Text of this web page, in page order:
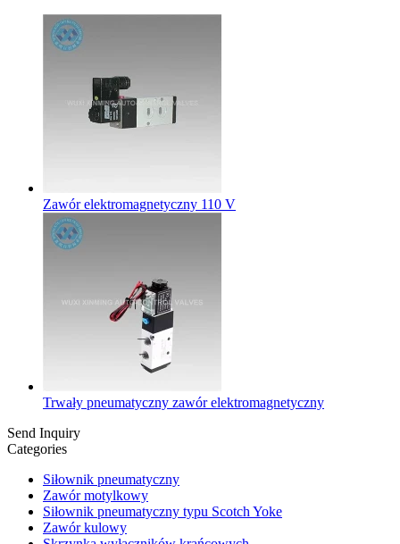
Zawór elektromagnetyczny 110 V
Trwały pneumatyczny zawór elektromagnetyczny
Send Inquiry
Categories
Siłownik pneumatyczny
Zawór motylkowy
Siłownik pneumatyczny typu Scotch Yoke
Zawór kulowy